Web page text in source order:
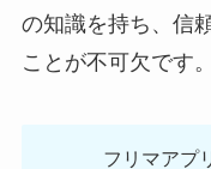
の知識を持ち、信
ことが不可欠です。
フリマアプ